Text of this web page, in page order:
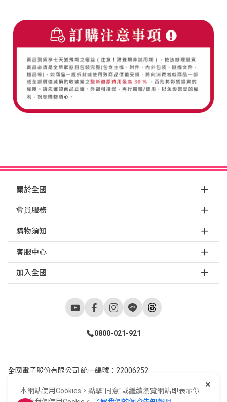
關於全國
會員服務
購物須知
客服中心
加入全國
0800-021-921
全國電子股份有限公司 統一編號：22006252
Copyright ©2026© E-Life Co., Ltd. All Rights Reserved.
×
本網站使用Cookies。點擊"同意"或繼續瀏覽網站即表示你